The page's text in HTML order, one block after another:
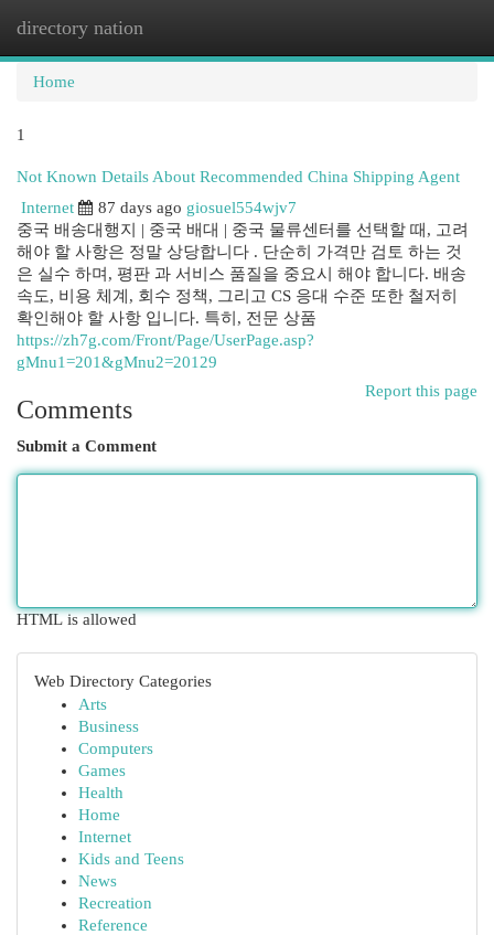
directory nation
Home
1
Not Known Details About Recommended China Shipping Agent
Internet
87 days ago giosuel554wjv7
중국 배송대행지 | 중국 배대 | 중국 물류센터를 선택할 때, 고려
해야 할 사항은 정말 상당합니다 . 단순히 가격만 검토 하는 것
은 실수 하며, 평판 과 서비스 품질을 중요시 해야 합니다. 배송
속도, 비용 체계, 회수 정책, 그리고 CS 응대 수준 또한 철저히
확인해야 할 사항 입니다. 특히, 전문 상품
https://zh7g.com/Front/Page/UserPage.asp?
gMnu1=201&gMnu2=20129
Report this page
Comments
Submit a Comment
HTML is allowed
Web Directory Categories
Arts
Business
Computers
Games
Health
Home
Internet
Kids and Teens
News
Recreation
Reference